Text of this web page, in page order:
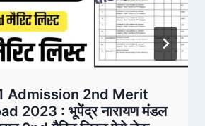
Admission 2nd Merit
2023 : भूपेंद्र नारायण मंडल